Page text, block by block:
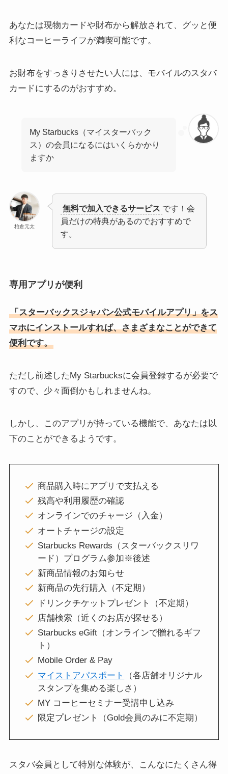
あなたは現物カードや財布から解放されて、グッと便
利なコーヒーライフが満喫可能です。
お財布をすっきりさせたい人には、モバイルのスタバ
カードにするのがおすすめ。
My Starbucks（マイスターバック
ス）の会員になるにはいくらかかり
ますか
柏倉元太
無料で加入できるサービス です！会
員だけの特典があるのでおすすめで
す。
専用アプリが便利
「スターバックスジャパン公式モバイルアプリ」をス
マホにインストールすれば、さまざまなことができて
便利です。
ただし前述したMy Starbucksに会員登録するが必要で
すので、少々面倒かもしれませんね。
しかし、このアプリが持っている機能で、あなたは以
下のことができるようです。
商品購入時にアプリで支払える
残高や利用履歴の確認
オンラインでのチャージ（入金）
オートチャージの設定
Starbucks Rewards（スターバックスリワ
ード）プログラム参加※後述
新商品情報のお知らせ
新商品の先行購入（不定期）
ドリンクチケットプレゼント（不定期）
店舗検索（近くのお店が探せる）
Starbucks eGift（オンラインで贈れるギフ
ト）
Mobile Order & Pay
マイストアパスポート
（各店舗オリジナル
スタンプを集める楽しさ）
MY コーヒーセミナー受講申し込み
限定プレゼント（Gold会員のみに不定期）
スタバ会員として特別な体験が、こんなにたくさん得